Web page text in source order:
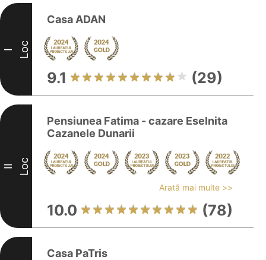
I Loc
Casa ADAN
9.1 (29)
II Loc
Pensiunea Fatima - cazare Eselnita
Cazanele Dunarii
Arată mai multe >>
10.0 (78)
Casa PaTris